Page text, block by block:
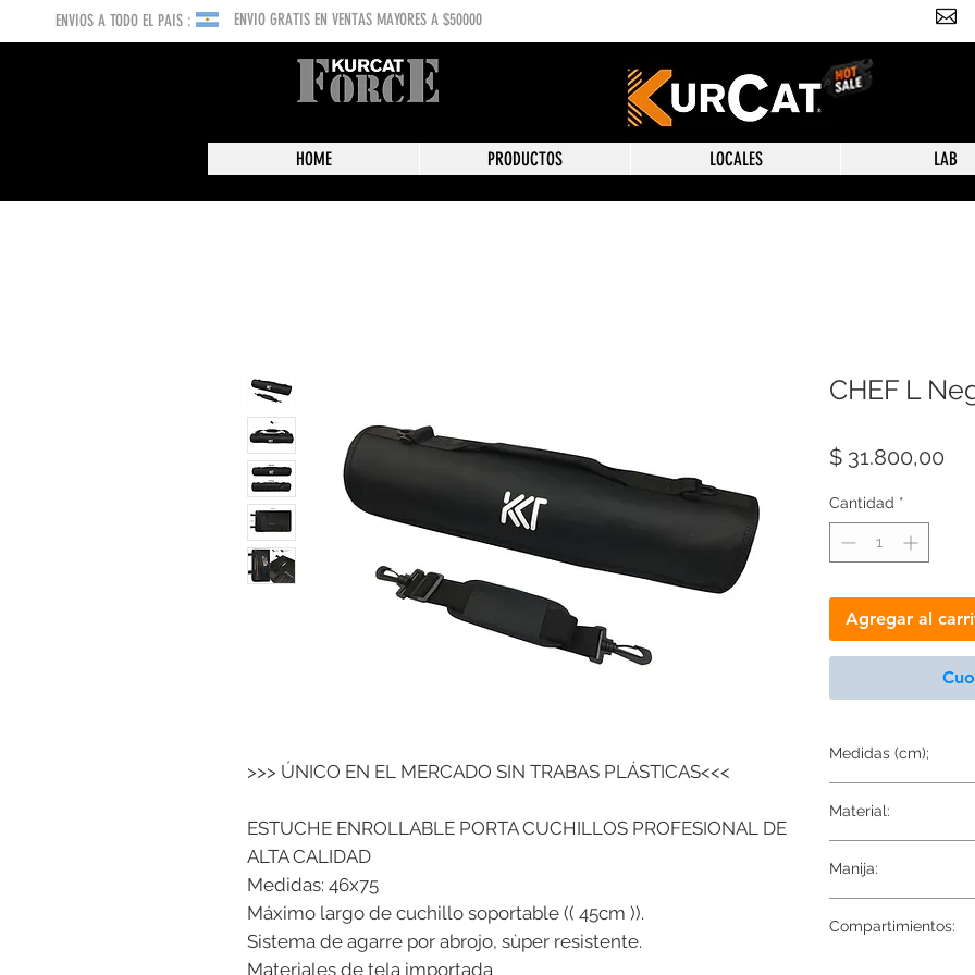
ENVIOS A TODO EL PAIS : ENVIO GRATIS EN VENTAS MAYORES A $50000
HOME PRODUCTOS LOCALES LAB
>>> ÚNICO EN EL MERCADO SIN TRABAS PLÁSTICAS<<<
ESTUCHE ENROLLABLE PORTA CUCHILLOS PROFESIONAL DE
ALTA CALIDAD
Medidas: 46x75
Máximo largo de cuchillo soportable (( 45cm )).
Sistema de agarre por abrojo, sùper resistente.
Materiales de tela importada
CHEF L
$ 31.800,00
Cantidad *
Agregar al
Medidas (cm);
Material:
Tela interna Gamuza
Manija:
Compartimientos: